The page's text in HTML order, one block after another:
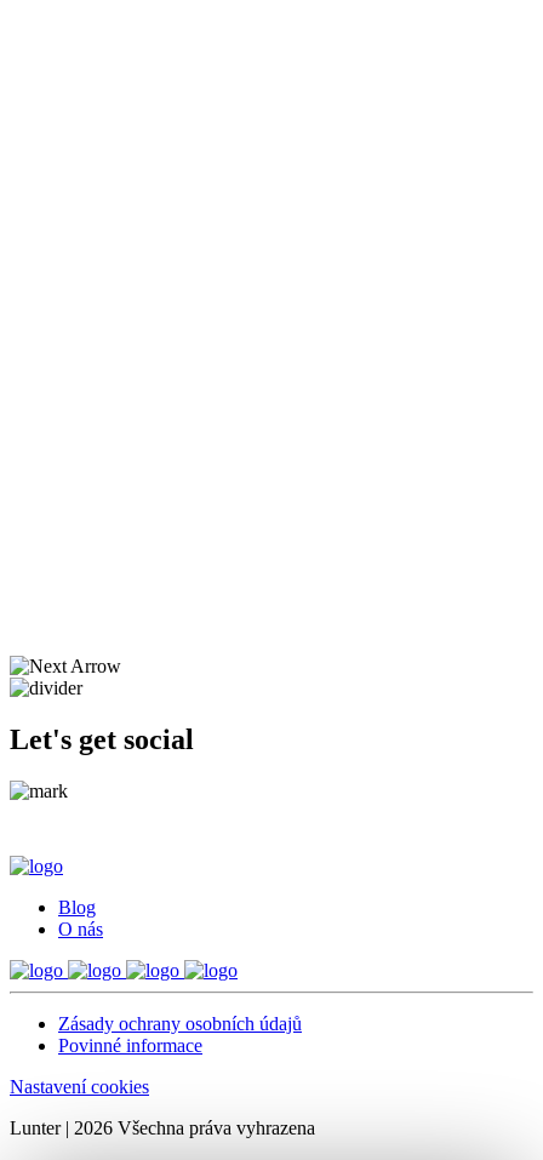
Let's get social
Blog
O nás
Zásady ochrany osobních údajů
Povinné informace
Nastavení cookies
Lunter | 2026 Všechna práva vyhrazena